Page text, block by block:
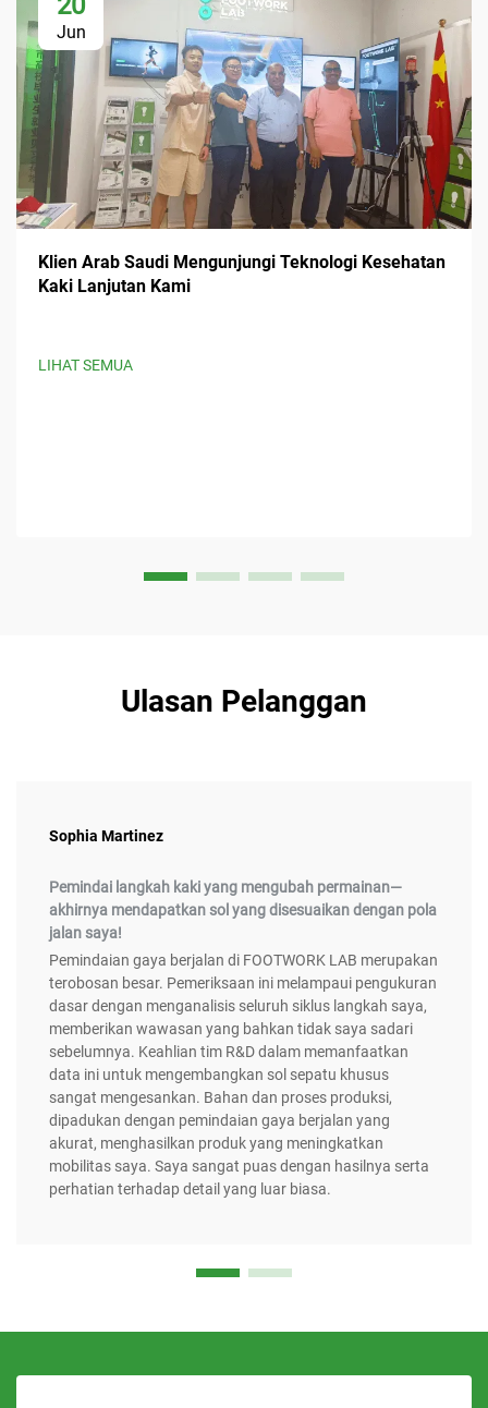
Jun
Klien Arab Saudi Mengunjungi Teknologi Kesehatan
Kaki Lanjutan Kami
LIHAT SEMUA
Ulasan Pelanggan
Sophia Martinez
Pemindai langkah kaki yang mengubah permainan—
akhirnya mendapatkan sol yang disesuaikan dengan pola
jalan saya!
Pemindaian gaya berjalan di FOOTWORK LAB merupakan
terobosan besar. Pemeriksaan ini melampaui pengukuran
dasar dengan menganalisis seluruh siklus langkah saya,
memberikan wawasan yang bahkan tidak saya sadari
sebelumnya. Keahlian tim R&D dalam memanfaatkan
data ini untuk mengembangkan sol sepatu khusus
sangat mengesankan. Bahan dan proses produksi,
dipadukan dengan pemindaian gaya berjalan yang
akurat, menghasilkan produk yang meningkatkan
mobilitas saya. Saya sangat puas dengan hasilnya serta
perhatian terhadap detail yang luar biasa.